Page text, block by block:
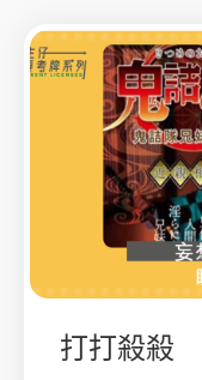
打打殺殺